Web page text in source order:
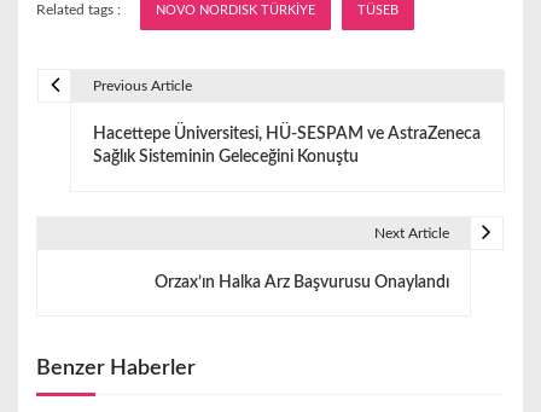
Related tags : NOVO NORDISK TÜRKİYE TÜSEB
z
Previous Article
Hacettepe Üniversitesi, HÜ-SESPAM ve AstraZeneca
Sağlık Sisteminin Geleceğini Konuştu
Next Article
Orzax’ın Halka Arz Başvurusu Onaylandı
Benzer Haberler